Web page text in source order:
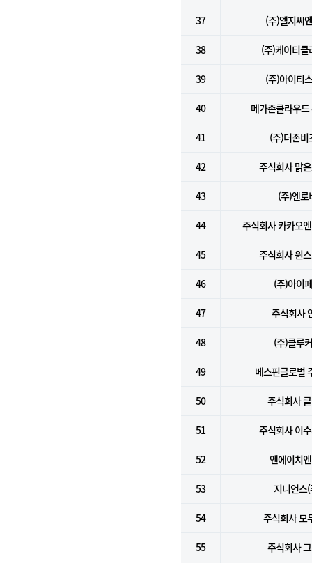
37 (주)엘지씨
38 (주)케이티클
39 (주)아이티
40 메가존클라우
41 (주)더존비
42 주식회사 맑
43 (주)엔로
44 주식회사 카카오
45 주식회사 윈
46 (주)아이
47 주식회사
48 (주)클루
49 베스핀글로벌
50 주식회사
51 주식회사 이
52 엔에이치
53 지니언스
54 주식회사 모
55 주식회사